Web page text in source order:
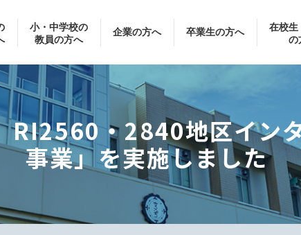
小・中学校の
教員の方へ
企業の方へ 卒業生の方へ
在校生
の
・2840地区イン
事業」を実施しました